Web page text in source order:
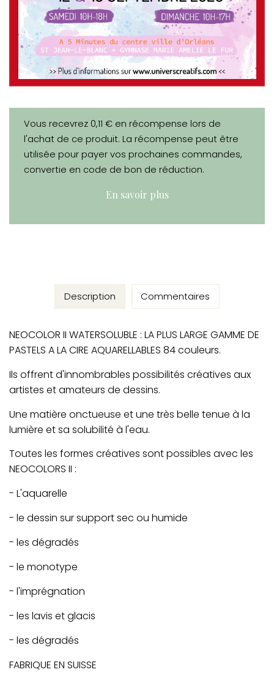
Vous recevrez 0,11 € en récompense lors de
l'achat de ce produit. La récompense peut être
utilisée pour payer vos prochaines commandes,
convertie en code de bon de réduction.
En savoir plus
Description
NEOCOLOR II WATERSOLUBLE : LA PLUS LARGE GAMME DE
PASTELS A LA CIRE AQUARELLABLES 84 couleurs.
Ils offrent d'innombrables possibilités créatives aux
artistes et amateurs de dessins.
Une matière onctueuse et une très belle tenue à la
lumière et sa solubilité à l'eau.
Toutes les formes créatives sont possibles avec les
NEOCOLORS II :
- L'aquarelle
- le dessin sur support sec ou humide
- les dégradés
- le monotype
- l'imprégnation
- les lavis et glacis
- les dégradés
FABRIQUE EN SUISSE
Commentaires